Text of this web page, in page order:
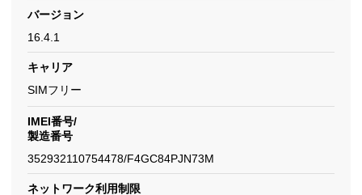
バージョン
16.4.1
キャリア
SIMフリー
IMEI番号/
製造番号
352932110754478/F4GC84PJN73M
ネットワーク利用制限